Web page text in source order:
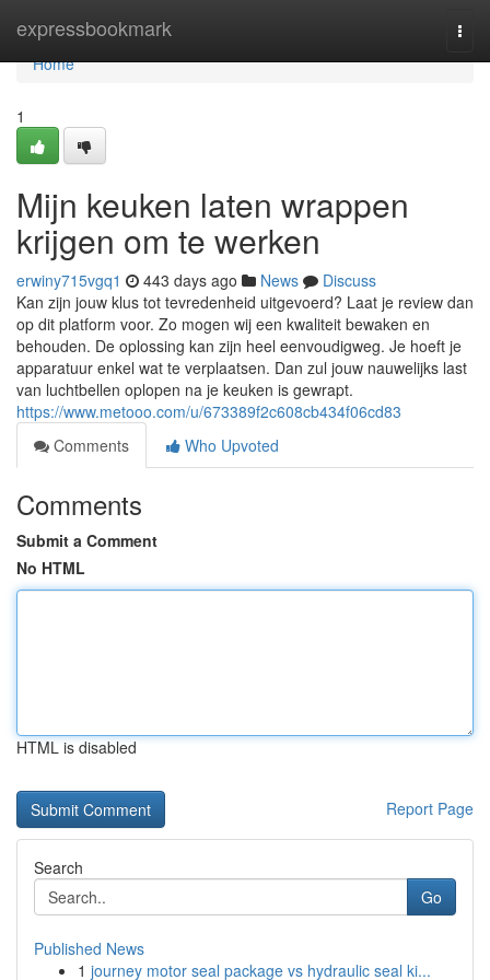
expressbookmark
Home
Home
1
Mijn keuken laten wrappen
krijgen om te werken
erwiny715vgq1 443 days ago News
Discuss
Kan zijn jouw klus tot tevredenheid uitgevoerd? Laat je review dan
op dit platform voor. Zo mogen wij een kwaliteit bewaken en
behouden. De oplossing kan zijn heel eenvoudigweg. Je hoeft je
apparatuur enkel wat te verplaatsen. Dan zul jouw nauwelijks last
van luchtbellen oplopen na je keuken is gewrapt.
https://www.metooo.com/u/673389f2c608cb434f06cd83
Comments
Who Upvoted
Comments
Submit a Comment
No HTML
HTML is disabled
Report Page
Search
Go
Published News
1 journey motor seal package vs hydraulic seal ki...